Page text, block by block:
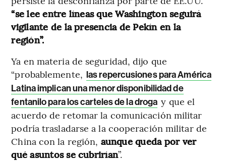
“se lee entre líneas que Washington seguirá
vigilante de la presencia de Pekín en la
región”.
Ya en materia de seguridad, dijo que
“probablemente, las repercusiones para América
Latina implican una menor disponibilidad de
fentanilo para los carteles de la droga y que el
acuerdo de retomar la comunicación militar
podría trasladarse a la cooperación militar de
China con la región, aunque queda por ver
qué asuntos se cubrirían”.